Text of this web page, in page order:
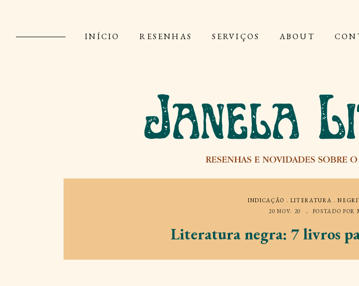
INÍCIO RESENHAS SERVIÇOS ABOUT
INDICAÇÃO . LITERATURA .
20 NOV. 20
POSTADO POR
Literatura negra: 7 livros